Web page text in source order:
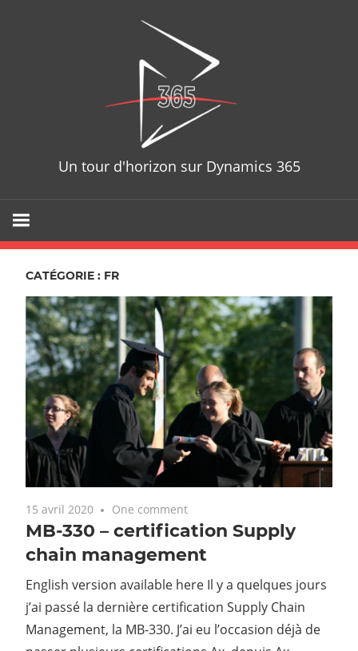
Un tour d'horizon sur Dynamics 365
CATÉGORIE : FR
15 avril 2020 One comment
MB-330 – certification Supply
chain management
English version available here Il y a quelques jours
j’ai passé la dernière certification Supply Chain
Management, la MB-330. J’ai eu l’occasion déjà de